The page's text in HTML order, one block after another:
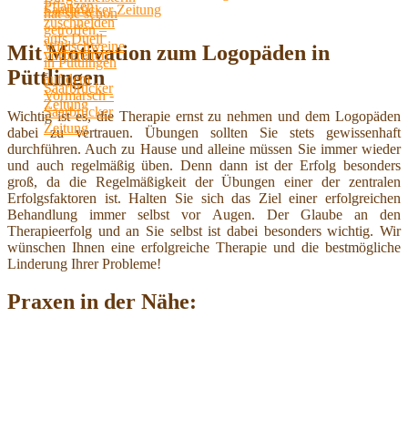
Saarbrücker Zeitung
Mit Motivation zum Logopäden in
Püttlingen
Wichtig ist es, die Therapie ernst zu nehmen und dem Logopäden
dabei zu vertrauen. Übungen sollten Sie stets gewissenhaft
durchführen. Auch zu Hause und alleine müssen Sie immer wieder
und auch regelmäßig üben. Denn dann ist der Erfolg besonders
groß, da die Regelmäßigkeit der Übungen einer der zentralen
Erfolgsfaktoren ist. Halten Sie sich das Ziel einer erfolgreichen
Behandlung immer selbst vor Augen. Der Glaube an den
Therapieerfolg und an Sie selbst ist dabei besonders wichtig. Wir
wünschen Ihnen eine erfolgreiche Therapie und die bestmögliche
Linderung Ihrer Probleme!
Praxen in der Nähe: